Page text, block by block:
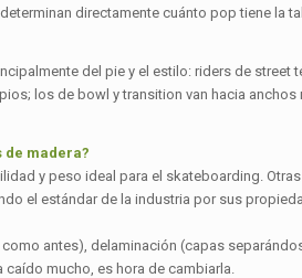
directamente cuánto pop tiene la
del pie y el estilo: riders de street
los de bowl y transition van hacia
de madera?
y peso ideal para el skateboarding.
el estándar de la industria por sus
antes), delaminación (capas
mucho, es hora de cambiarla.